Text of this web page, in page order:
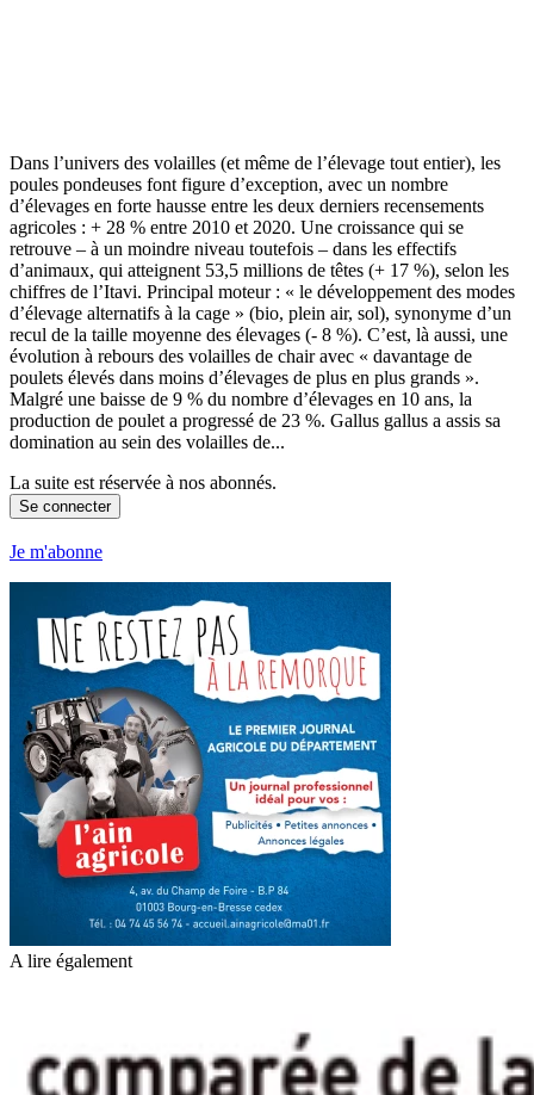
Dans l’univers des volailles (et même de l’élevage tout entier), les
poules pondeuses font figure d’exception, avec un nombre
d’élevages en forte hausse entre les deux derniers recensements
agricoles : + 28 % entre 2010 et 2020. Une croissance qui se
retrouve – à un moindre niveau toutefois – dans les effectifs
d’animaux, qui atteignent 53,5 millions de têtes (+ 17 %), selon les
chiffres de l’Itavi. Principal moteur : « le développement des modes
d’élevage alternatifs à la cage » (bio, plein air, sol), synonyme d’un
recul de la taille moyenne des élevages (- 8 %). C’est, là aussi, une
évolution à rebours des volailles de chair avec « davantage de
poulets élevés dans moins d’élevages de plus en plus grands ».
Malgré une baisse de 9 % du nombre d’élevages en 10 ans, la
production de poulet a progressé de 23 %. Gallus gallus a assis sa
domination au sein des volailles de...
La suite est réservée à nos abonnés.
Se connecter
Je m'abonne
A lire également